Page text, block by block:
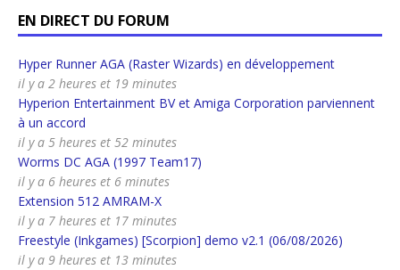
EN DIRECT DU FORUM
Hyper Runner AGA (Raster Wizards) en développement
il y a 2 heures et 19 minutes
Hyperion Entertainment BV et Amiga Corporation parviennent
à un accord
il y a 5 heures et 52 minutes
Worms DC AGA (1997 Team17)
il y a 6 heures et 6 minutes
Extension 512 AMRAM-X
il y a 7 heures et 17 minutes
Freestyle (Inkgames) [Scorpion] demo v2.1 (06/08/2026)
il y a 9 heures et 13 minutes